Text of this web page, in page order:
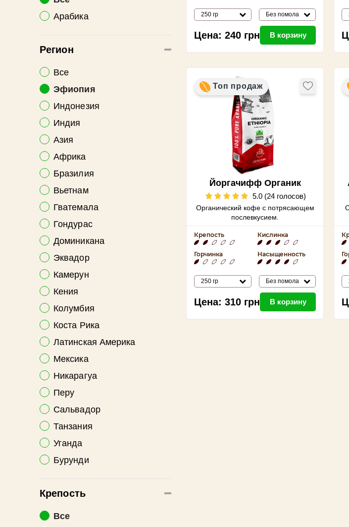
Арабика
Регион
Все
Эфиопия
Индонезия
Индия
Азия
Африка
Бразилия
Вьетнам
Гватемала
Гондурас
Доминикана
Эквадор
Камерун
Кения
Колумбия
Коста Рика
Латинская Америка
Мексика
Никарагуа
Перу
Сальвадор
Танзания
Уганда
Бурунди
Крепость
Все
250 гр Без помола
Цена: 240 грн В корзину
Топ продаж
Йоргачифф Органик
5.0 (24 голосов)
Органический кофе с потрясающем
послевкусием.
Крепость Кислинка
Горчинка Насыщенность
250 гр Без помола
Цена: 310 грн В корзину